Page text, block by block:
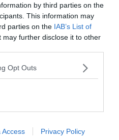
by third parties on the
This information may
parties on the IAB’s List of
may further disclose it to other
Opt Outs
Access Privacy Policy
encore l’alpinisme. Outre
possible d’observer des
des ours, des loups ou
« ris » en croate, est